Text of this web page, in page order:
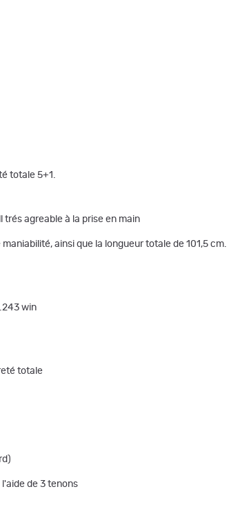
totale 5+1.
agreable à la prise en main
ainsi que la longueur totale de 101,5 cm.
win
totale
de 3 tenons